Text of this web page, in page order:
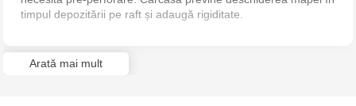
timpul depozitării pe raft și adaugă rigiditate.
Arată mai mult